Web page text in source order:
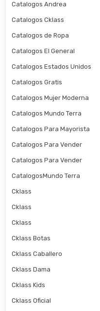
Catalogos Andrea
Catalogos Cklass
Catalogos de Ropa
Catalogos El General
Catalogos Estados Unidos
Catalogos Gratis
Catalogos Mujer Moderna
Catalogos Mundo Terra
Catalogos Para Mayorista
Catalogos Para Vender
Catalogos Para Vender
CatalogosMundo Terra
Cklass
Cklass
Cklass
Cklass Botas
Cklass Caballero
Cklass Dama
Cklass Kids
Cklass Oficial